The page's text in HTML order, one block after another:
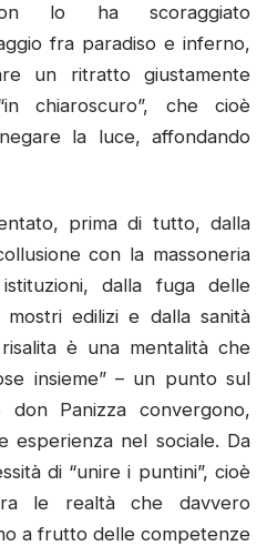
lo ha scoraggiato
fra paradiso e inferno,
un ritratto giustamente
chiaroscuro”, che cioè
la luce, affondando
prima di tutto, dalla
con la massoneria
dalla fuga delle
mostri edilizi e dalla sanità
è una mentalità che
insieme” – un punto sul
Panizza convergono,
esperienza nel sociale. Da
di “unire i puntini”, cioè
le realtà che davvero
a frutto delle competenze